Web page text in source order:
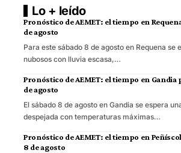
Lo + leído
Pronóstico de AEMET: el tiempo en
de agosto
Para este sábado 8 de agosto en Requena se
nubosos con lluvia escasa,…
Pronóstico de AEMET: el tiempo en Gandia
de agosto
El sábado 8 de agosto en Gandia se espera
despejada con temperaturas máximas…
Pronóstico de AEMET: el tiempo en
8 de agosto